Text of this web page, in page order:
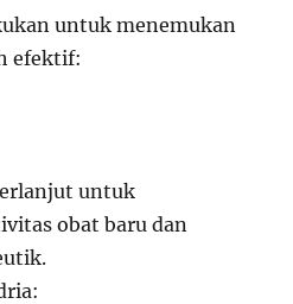
untuk menemukan
efektif:
untuk
obat baru dan